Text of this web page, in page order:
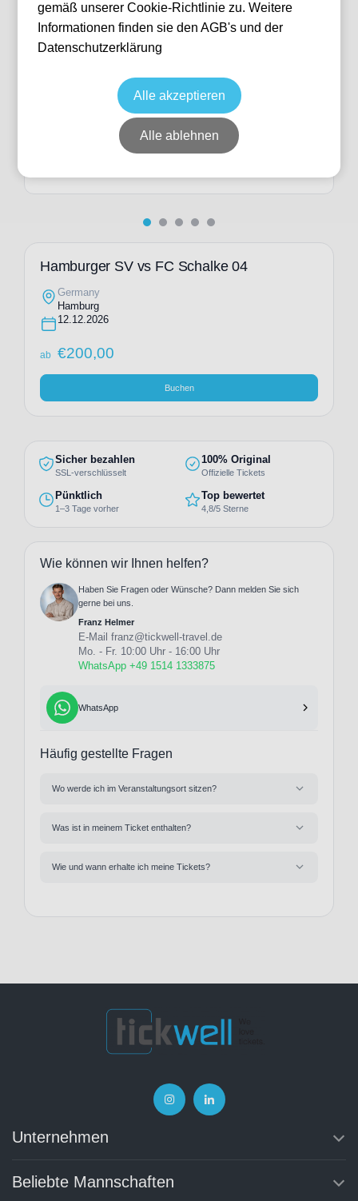
Sitzplatz Kurve
8 verfügbar
Deutschland Volksparkstadion
Ticket(s) + Hotel
270,00
Hamburger SV vs FC Schalke 04
Germany
Hamburg
12.12.2026
ab €200,00
Buchen
Sicher bezahlen
SSL-verschlüsselt
100% Original
Offizielle Tickets
Pünktlich
1–3 Tage vorher
Top bewertet
4,8/5 Sterne
Wie können wir Ihnen helfen?
Haben Sie Fragen oder Wünsche? Dann melden Sie sich
gerne bei uns.
Franz Helmer
E-Mail franz@tickwell-travel.de
Mo. - Fr. 10:00 Uhr - 16:00 Uhr
WhatsApp +49 1514 1333875
WhatsApp
Häufig gestellte Fragen
Wo werde ich im Veranstaltungsort sitzen?
Was ist in meinem Ticket enthalten?
Wie und wann erhalte ich meine Tickets?
Unternehmen
Beliebte Mannschaften
gemäß unserer Cookie-Richtlinie zu. Weitere
Informationen finden sie den AGB's und der
Datenschutzerklärung
Alle akzeptieren
Alle ablehnen